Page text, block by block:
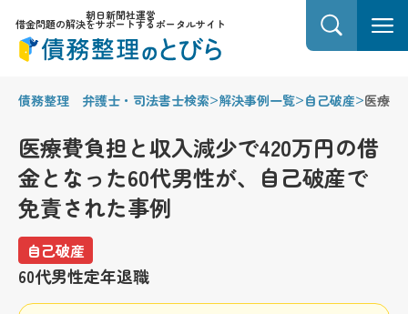
朝日新聞社運営
借金問題の解決をサポートするポータルサイト
債務整理 弁護士・司法書士検索>解決事例一覧>自己破産>医療費
医療費負担と収入減少で420万円の借
金となった60代男性が、自己破産で
免責された事例
自己破産
60代男性定年退職